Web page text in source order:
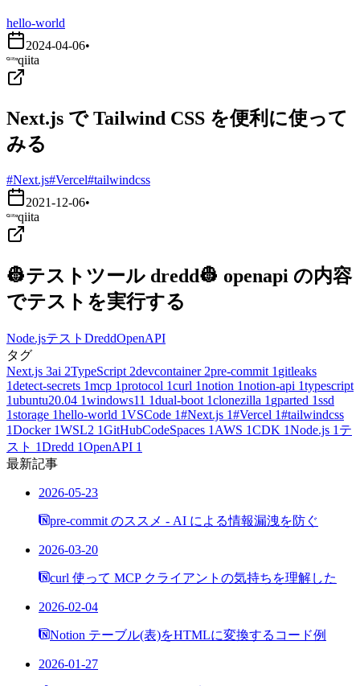
hello-world
2024-04-06•
qiita
Next.js で Tailwind CSS を便利に使って
みる
#Next.js#Vercel#tailwindcss
2021-12-06•
qiita
👷テストツール dredd👷 openapi の内容
でテストを実行する
Node.jsテスト DreddOpenAPI
タグ
Next.js 3ai 2TypeScript 2devcontainer 2pre-commit 1 gitleaks
1detect-secrets 1mcp 1protocol 1curl 1notion 1notion-api 1typescript
1ubuntu20.04 1windows11 1dual-boot 1clonezilla 1 gparted 1ssd
1storage 1hello-world 1VSCode 1#Next.js 1#Vercel 1#tailwindcss
1Docker 1WSL2 1GitHubCodeSpaces 1 AWS 1CDK 1Node.js 1 テ
スト 1Dredd 1OpenAPI 1
最新記事
2026-05-23
pre-commit のススメ - AI による情報漏洩を防ぐ
2026-03-20
curl 使って MCP クライアントの気持ちを理解した
2026-02-04
Notion テーブル(表)をHTMLに変換するコード例
2026-01-27